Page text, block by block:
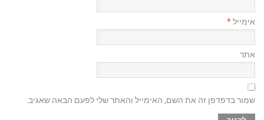
אימייל*
אתר
שמור בדפדפן זה את השם, האימייל והאתר שלי לפעם הבאה שאגיב.